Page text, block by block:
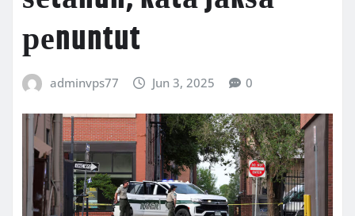
реnuntut
adminvps77 Jun 3, 2025 0